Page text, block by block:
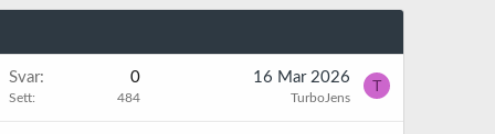
Svar 0
Sett 484
16 Mar 2026
TurboJens
T